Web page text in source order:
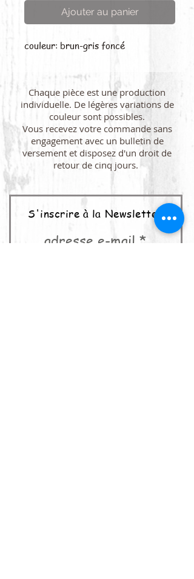
Ajouter au panier
couleur: brun-gris foncé
Chaque pièce est une production
individuelle. De légères variations de
couleur sont possibles.
Vous recevez votre commande sans
engagement avec un bulletin de
versement et disposez d'un droit de
retour de cinq jours.
S'inscrire à la Newsletter
adresse e-mail